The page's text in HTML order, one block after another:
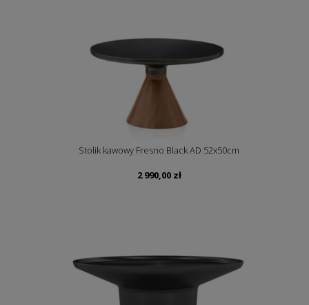
Stolik kawowy Fresno Black AD 52x50cm
2 990,00 zł